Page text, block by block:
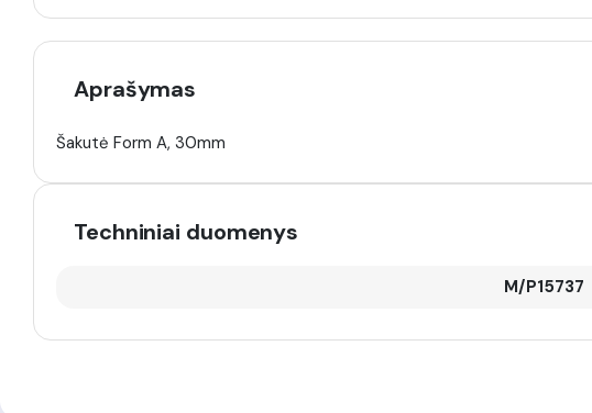
Aprašymas
Šakutė Form A, 30mm
Techniniai duomenys
M/P15737